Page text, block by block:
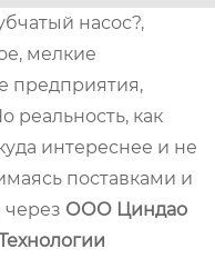
насос?,
мелкие
предприятия,
реальность, как
интереснее и не
поставками и
ООО Циндао